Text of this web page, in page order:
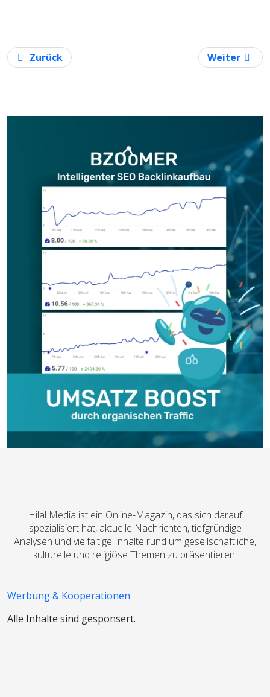
Vorheriger Beitrag: Fit für die Zukunft: Wie Ihre
Zurück Nächster
Weiter
Hilal Media ist ein Online-Magazin, das sich darauf
spezialisiert hat, aktuelle Nachrichten, tiefgründige
Analysen und vielfältige Inhalte rund um gesellschaftliche,
kulturelle und religiöse Themen zu präsentieren.
Werbung & Kooperationen
Alle Inhalte sind gesponsert.